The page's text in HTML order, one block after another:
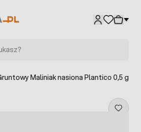
Maliniak nasiona Plantico 0,5 g